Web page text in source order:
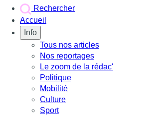
Rechercher
Accueil
Info
Tous nos articles
Nos reportages
Le zoom de la rédac'
Politique
Mobilité
Culture
Sport